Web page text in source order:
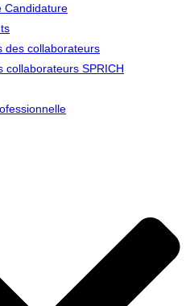
Candidature
des collaborateurs
collaborateurs SPRICH